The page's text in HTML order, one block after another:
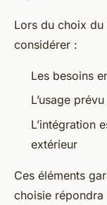
Lors du choix
considérer :
Les besoins
L’usage
L’intégration
extérieur
Ces éléments
choisie répondra